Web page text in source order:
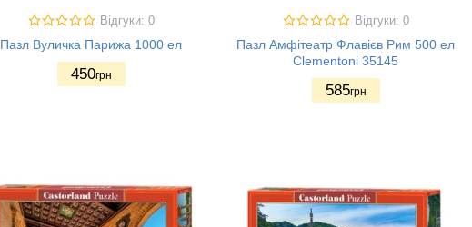
Відгуки: 0
Пазл Вуличка Парижа 1000 ел
450грн
Відгуки: 0
Пазл Амфітеатр Флавієв Рим 500 ел
Clementoni 35145
585грн